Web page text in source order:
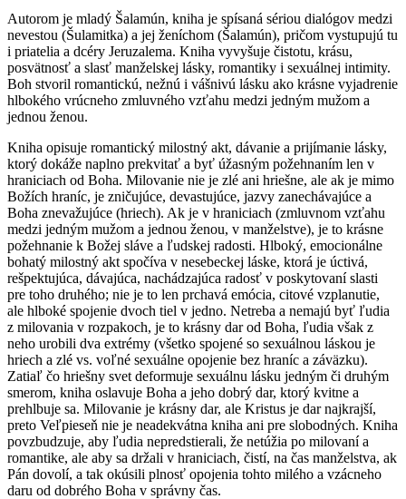
Autorom je mladý Šalamún, kniha je spísaná sériou dialógov medzi
nevestou (Šulamitka) a jej ženíchom (Šalamún), pričom vystupujú tu
i priatelia a dcéry Jeruzalema. Kniha vyvyšuje čistotu, krásu,
posvätnosť a slasť manželskej lásky, romantiky i sexuálnej intimity.
Boh stvoril romantickú, nežnú i vášnivú lásku ako krásne vyjadrenie
hlbokého vrúcneho zmluvného vzťahu medzi jedným mužom a
jednou ženou.
Kniha opisuje romantický milostný akt, dávanie a prijímanie lásky,
ktorý dokáže naplno prekvitať a byť úžasným požehnaním len v
hraniciach od Boha. Milovanie nie je zlé ani hriešne, ale ak je mimo
Božích hraníc, je zničujúce, devastujúce, jazvy zanechávajúce a
Boha znevažujúce (hriech). Ak je v hraniciach (zmluvnom vzťahu
medzi jedným mužom a jednou ženou, v manželstve), je to krásne
požehnanie k Božej sláve a ľudskej radosti. Hlboký, emocionálne
bohatý milostný akt spočíva v nesebeckej láske, ktorá je úctivá,
rešpektujúca, dávajúca, nachádzajúca radosť v poskytovaní slasti
pre toho druhého; nie je to len prchavá emócia, citové vzplanutie,
ale hlboké spojenie dvoch tiel v jedno. Netreba a nemajú byť ľudia
z milovania v rozpakoch, je to krásny dar od Boha, ľudia však z
neho urobili dva extrémy (všetko spojené so sexuálnou láskou je
hriech a zlé vs. voľné sexuálne opojenie bez hraníc a záväzku).
Zatiaľ čo hriešny svet deformuje sexuálnu lásku jedným či druhým
smerom, kniha oslavuje Boha a jeho dobrý dar, ktorý kvitne a
prehlbuje sa. Milovanie je krásny dar, ale Kristus je dar najkrajší,
preto Veľpieseň nie je neadekvátna kniha ani pre slobodných. Kniha
povzbudzuje, aby ľudia nepredstierali, že netúžia po milovaní a
romantike, ale aby sa držali v hraniciach, čistí, na čas manželstva, ak
Pán dovolí, a tak okúsili plnosť opojenia tohto milého a vzácneho
daru od dobrého Boha v správny čas.